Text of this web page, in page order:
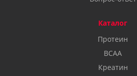
Каталог
Протеин
BCAA
Креатин